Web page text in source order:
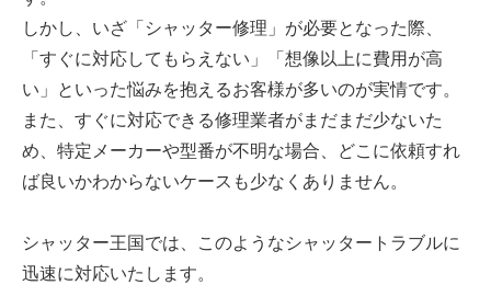
しかし、いざ「シャッター修理」が必要となった際、
「すぐに対応してもらえない」「想像以上に費用が高
い」といった悩みを抱えるお客様が多いのが実情です。
また、すぐに対応できる修理業者がまだまだ少ないた
め、特定メーカーや型番が不明な場合、どこに依頼すれ
ば良いかわからないケースも少なくありません。
シャッター王国では、このようなシャッタートラブルに
迅速に対応いたします。